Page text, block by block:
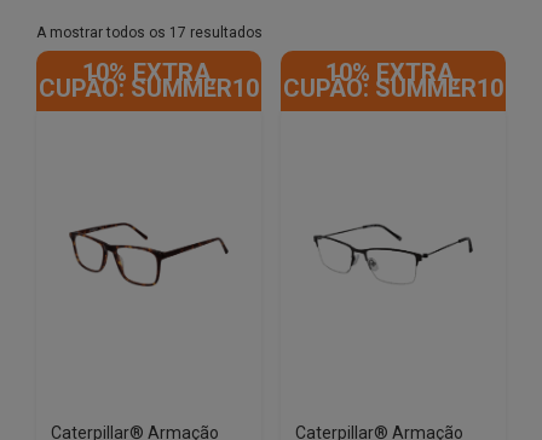
A mostrar todos os 17 resultados
latest
10% EXTRA,
CUPÃO: SUMMER10
Caterpillar® Armação
10% EXTRA,
CUPÃO: SUMMER10
Caterpillar® Armação